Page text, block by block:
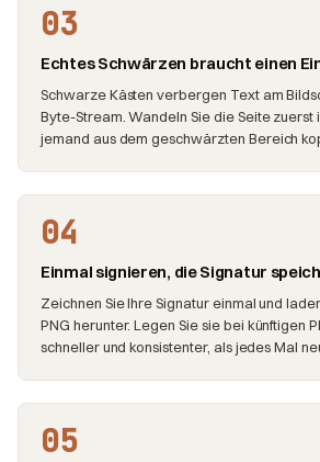
03
Echtes Schwärzen braucht einen
Schwarze Kästen verbergen Text am
Byte-Stream. Wandeln Sie die Seite zuerst
jemand aus dem geschwärzten Bereich
04
Einmal signieren, die Signatur
Zeichnen Sie Ihre Signatur einmal und
PNG herunter. Legen Sie sie bei künftigen
schneller und konsistenter, als jedes Mal
05